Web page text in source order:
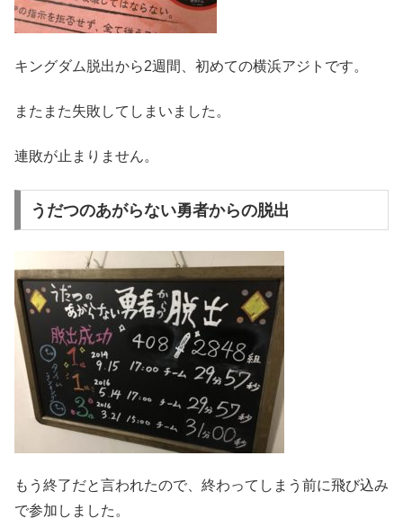
キングダム脱出から2週間、初めての横浜アジトです。
またまた失敗してしまいました。
連敗が止まりません。
うだつのあがらない勇者からの脱出
もう終了だと言われたので、終わってしまう前に飛び込み
で参加しました。